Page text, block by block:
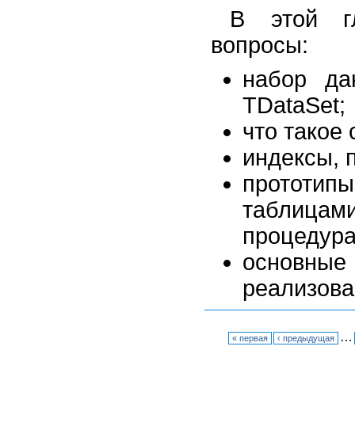
В этой
вопросы:
набор
TDataSet;
что
индексы,
« первая ‹ предыдущая …